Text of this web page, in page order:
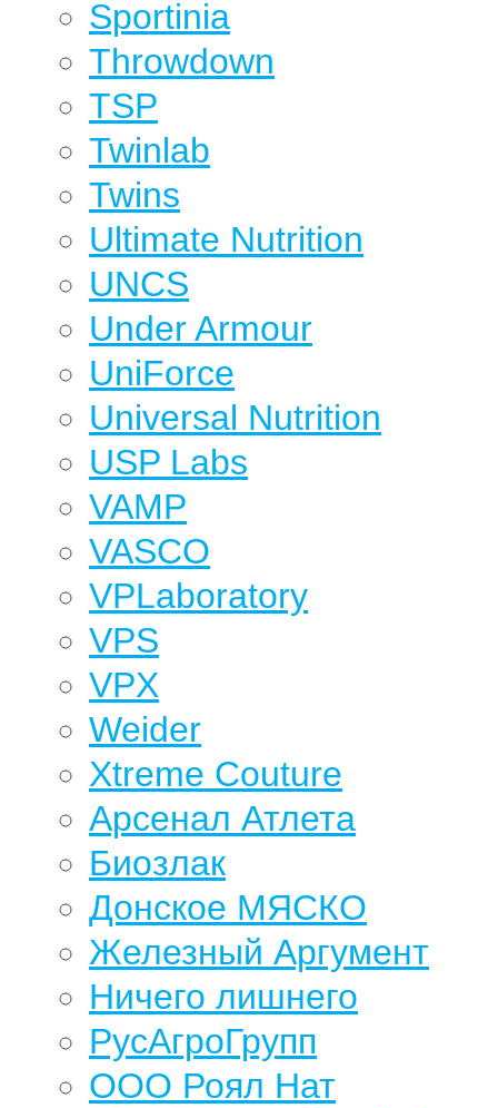
Sportinia
Throwdown
TSP
Twinlab
Twins
Ultimate Nutrition
UNCS
Under Armour
UniForce
Universal Nutrition
USP Labs
VAMP
VASCO
VPLaboratory
VPS
VPX
Weider
Xtreme Couture
Арсенал Атлета
Биозлак
Донское МЯСКО
Железный Аргумент
Ничего лишнего
РусАгроГрупп
ООО Роял Нат